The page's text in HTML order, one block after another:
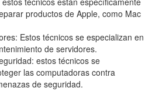
productos de Apple, como Mac
Estos técnicos se especializan en
de servidores.
estos técnicos se
las computadoras contra
de seguridad.